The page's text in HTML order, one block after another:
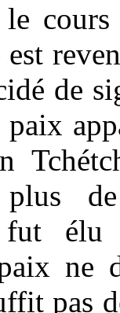
cours
de
plus
élu
ne
pas